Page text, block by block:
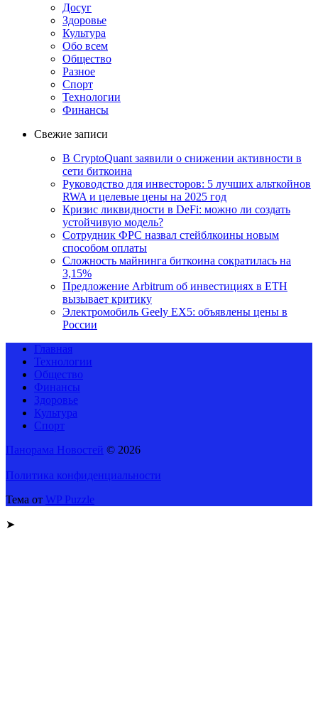
Досуг
Здоровье
Культура
Обо всем
Общество
Разное
Спорт
Технологии
Финансы
Свежие записи
В CryptoQuant заявили о снижении активности в
сети биткоина
Руководство для инвесторов: 5 лучших альткойнов
RWA и целевые цены на 2025 год
Кризис ликвидности в DeFi: можно ли создать
устойчивую модель?
Сотрудник ФРС назвал стейблкоины новым
способом оплаты
Сложность майнинга биткоина сократилась на
3,15%
Предложение Arbitrum об инвестициях в ETH
вызывает критику
Электромобиль Geely EX5: объявлены цены в
России
Главная
Технологии
Общество
Финансы
Здоровье
Культура
Спорт
Панорама Новостей © 2026
Политика конфиденциальности
Тема от WP Puzzle
➤